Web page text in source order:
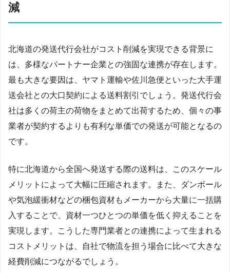
減
北海道の発送代行会社がコスト削減を実現できる背景に
は、多様なパートナー企業との強固な連携が存在します。
最も大きな要因は、ヤマト運輸や佐川急便といった大手運
送会社との大口契約による送料割引でしょう。発送代行会
社は多くの荷主の荷物をまとめて出荷するため、個々の事
業者が契約するよりも有利な単価での発送が可能となるの
です。
特に北海道から全国へ発送する際の送料は、このスケール
メリットによって大幅に圧縮されます。また、ダンボール
や気泡緩衝材などの梱包資材もメーカーから大量に一括購
入することで、資材一つひとつの単価を低く抑えることを
実現します。こうした専門業者との連携によって生まれる
コストメリットは、自社で物流を担う場合に比べて大きな
経費削減につながるでしょう。